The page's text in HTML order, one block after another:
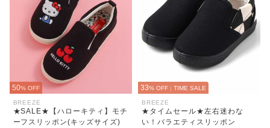
50% OFF
BREEZE
★SALE★【ハローキティ】モチ
ーフスリッポン(キッズサイズ)
33% OFF | TIME SALE
BREEZE
★タイムセール★左右迷わな
い！バラエティスリッポン